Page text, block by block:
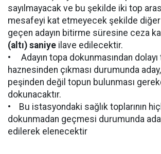
sayılmayacak ve bu şekilde iki top
mesafeyi kat etmeyecek şekilde
geçen adayın bitirme süresine ceza
(altı) saniye ilave edilecektir.
• Adayın topa dokunmasından dolayı
haznesinden çıkması durumunda
peşinden değil topun bulunması
dokunacaktır.
• Bu istasyondaki sağlık toplarının
dokunmadan geçmesi durumunda
edilerek elenecektir